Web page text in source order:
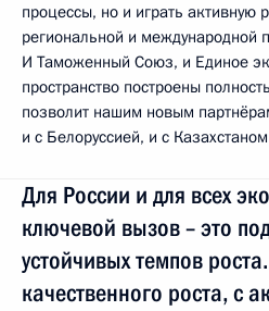
процессы, но и играть активную
региональной и международной
И Таможенный Союз, и Единое
пространство построены
позволит нашим новым
и с Белоруссией, и с
Для России и для всех
ключевой вызов – это
устойчивых темпов
качественного роста, с